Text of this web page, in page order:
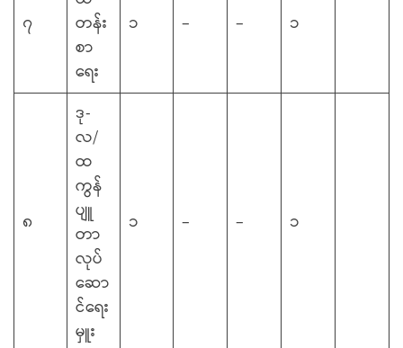
၇
တန်း
စာ
ရေး
၁ – – ၁
၈
ဒု-
လ/
ထ
ကွန်
ပျူ
တာ
လုပ်
ဆော
င်ရေး
မှူး
၁ – – ၁